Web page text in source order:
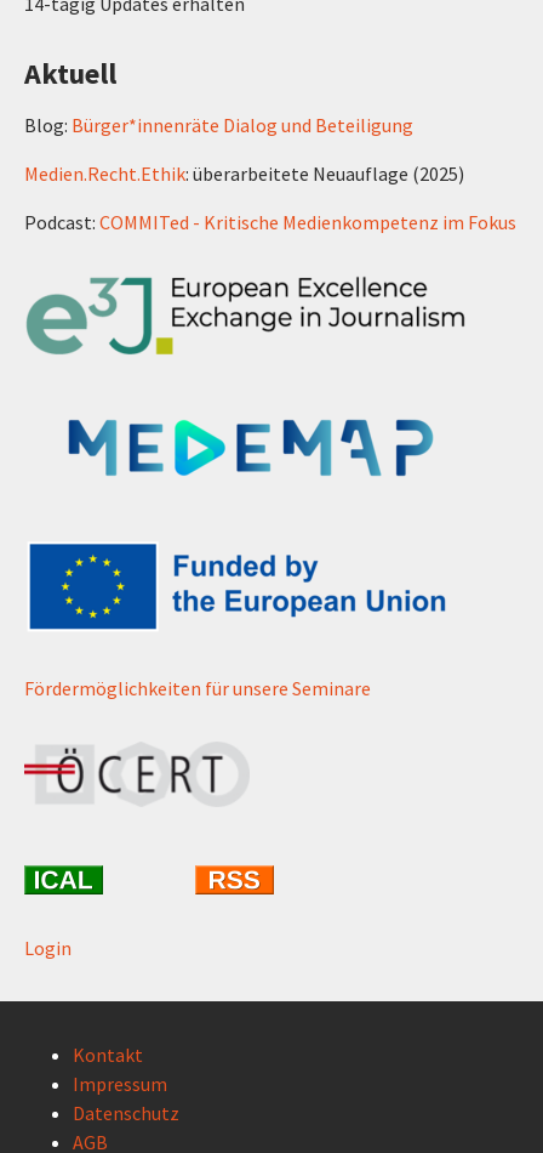
Aktuell
Blog: Bürger*innenräte Dialog und Beteiligung
Medien.Recht.Ethik: überarbeitete Neuauflage (2025)
Podcast: COMMITed - Kritische Medienkompetenz im Fokus
Fördermöglichkeiten für unsere Seminare
Login
Kontakt
Impressum
Datenschutz
AGB